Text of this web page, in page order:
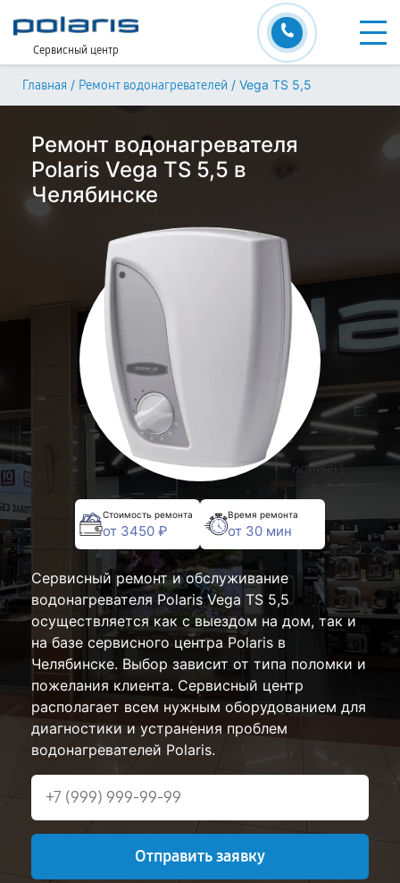
Сервисный центр
Главная / Ремонт водонагревателей / Vega TS 5,5
Ремонт водонагревателя
Polaris Vega TS 5,5 в
Челябинске
Стоимость ремонта
от 3450 ₽
Время ремонта
от 30 мин
Сервисный ремонт и обслуживание
водонагревателя Polaris Vega TS 5,5
осуществляется как с выездом на дом, так и
на базе сервисного центра Polaris в
Челябинске. Выбор зависит от типа поломки и
пожелания клиента. Сервисный центр
располагает всем нужным оборудованием для
диагностики и устранения проблем
водонагревателей Polaris.
Отправить заявку